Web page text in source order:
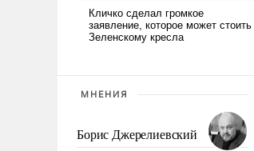
МНЕНИЯ
Борис Джерелиевский